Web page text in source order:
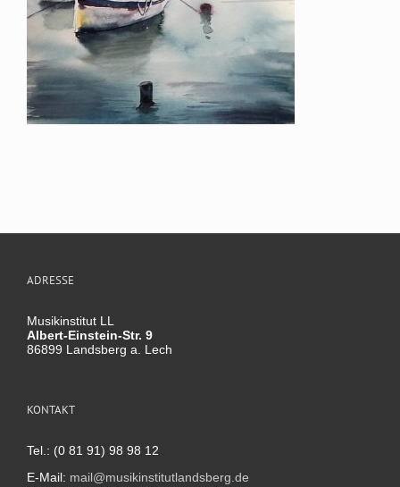
ADRESSE
Musikinstitut LL
Albert-Einstein-Str. 9
86899 Landsberg a. Lech
KONTAKT
Tel.: (0 81 91) 98 98 12
E-Mail: mail@musikinstitutlandsberg.de